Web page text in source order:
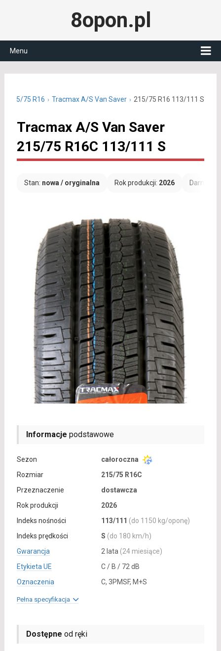
8opon.pl
Menu
215/75 R16 Tracmax A/S Van Saver 215/75 R16 113/111 S
Tracmax A/S Van Saver
215/75 R16C 113/111 S
Stan: nowa / oryginalna Rok produkcji: 2026
Informacje podstawowe
Sezon
całoroczna
Rozmiar
215/75 R16C
Przeznaczenie
dostawcza
Rok produkcji
2026
Indeks nośności
113/111 (do 1150 kg/oponę)
Indeks prędkości
S (do 180 km/h)
Gwarancja
2 lata (24 miesiące)
Etykieta UE
C / B / 72 dB
Oznaczenia
C, 3PMSF, M+S
Pełna specyfikacja
Dostępne od ręki